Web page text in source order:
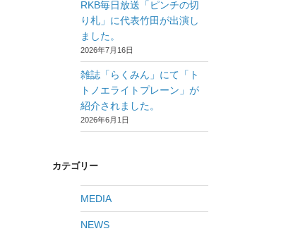
RKB毎日放送「ピンチの切
り札」に代表竹田が出演し
ました。
2026年7月16日
雑誌「らくみん」にて「ト
トノエライトプレーン」が
紹介されました。
2026年6月1日
カテゴリー
MEDIA
NEWS